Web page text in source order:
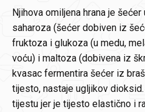
Njihova omiljena hrana je
saharoza (šećer dobiven iz
fruktoza i glukoza (u medu,
voću) i maltoza (dobivena iz
kvasac fermentira šećer iz
tijesto, nastaje ugljikov
tijestu jer je tijesto elastično i